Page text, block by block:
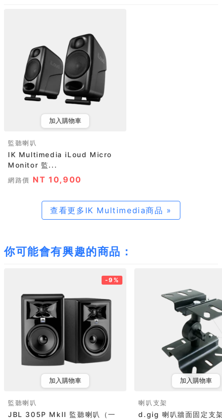
加入購物車
監聽喇叭
IK Multimedia iLoud Micro
Monitor 監...
網路價 NT 10,900
查看更多IK Multimedia商品 »
你可能會有興趣的商品：
-9%
加入購物車
監聽喇叭
JBL 305P MkII 監聽喇叭（一
加入購物車
喇叭支架
d.gig 喇叭牆面固定支